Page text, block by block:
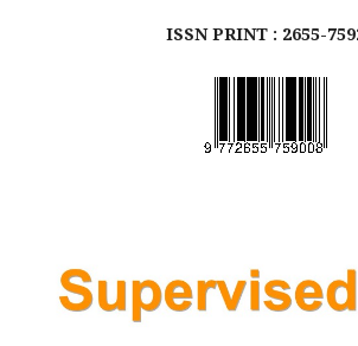
ISSNPRINT : 2655-